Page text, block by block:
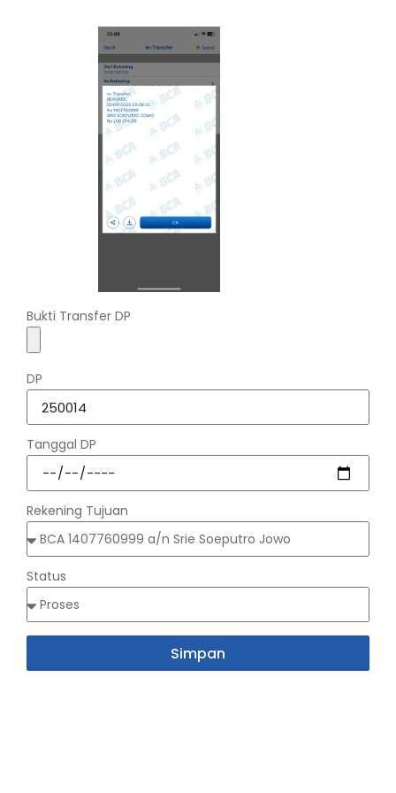
Bukti Transfer DP
DP
Tanggal DP
Rekening Tujuan
Status
Simpan